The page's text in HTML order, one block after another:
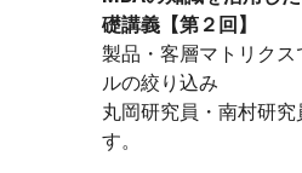
礎講義【第２回】
製品・客層マトリクス
ルの絞り込み
丸岡研究員・南村研
す。